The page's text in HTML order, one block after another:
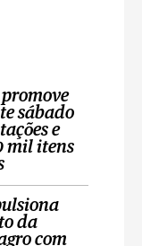
sábado
e
mil itens
da
com